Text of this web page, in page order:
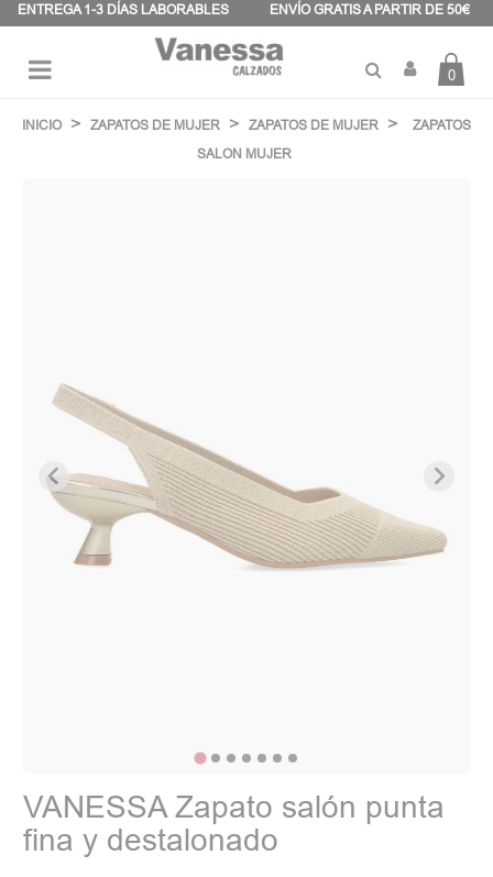
ENTREGA 1-3 DÍAS LABORABLES ENVÍO GRATIS A PARTIR DE 50€
de
palanca
0
INICIO ZAPATOS DE MUJER ZAPATOS DE MUJER
ZAPATOS
SALON MUJER
VANESSA Zapato salón punta
fina y destalonado
Panel de gestión de cookies